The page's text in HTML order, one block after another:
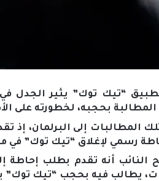
“تيك توك” يثير الجدل
بحجبه، لخطورته على
المطالبات إلى البرلمان،
رسمي لإغلاق “تيك توك” في
النائب أنه تقدم بطلب إحاطة
يطالب فيه بحجب “تيك